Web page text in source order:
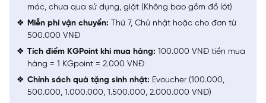
mác, chưa qua sử dụng, giặt (Không bao gồm đồ lót)
Miễn phí vận chuyển: Thứ 7, Chủ nhật hoặc cho đơn từ
500.000 VNĐ
Tích điểm KGPoint khi mua hàng: 100.000 VNĐ tiền mua
hàng = 1 KGpoint = 2.000 VNĐ
Chính sách quà tặng sinh nhật: Evoucher (100.000,
500.000, 1.000.000, 1.500.000, 2.000.000 VNĐ)